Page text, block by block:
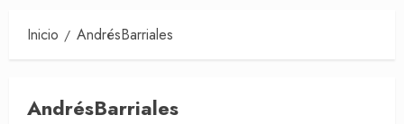
Inicio AndrésBarriales
AndrésBarriales